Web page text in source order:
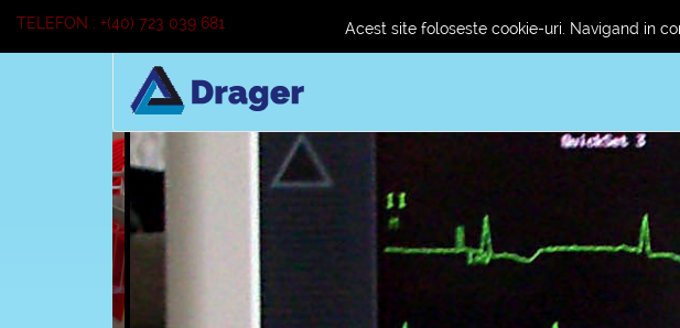
Telefon : +(40) 723 039 681 Cum cumpar? Termeni si conditii
TELEFON : +(40) 723 039 681 Acest site foloseste cookie-uri. Navigand in